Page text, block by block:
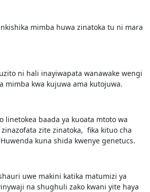
mimba huwa zinatoka tu ni mara
ni hali inayiwapata wanawake wengi
mimba kwa kujuwa ama kutojuwa.
linetokea baada ya kuoata mtoto wa
zite zinatoka, fika kituo cha
kuna shida kwenye genetucs.
uwe makini katika matumizi ya
na shughuli zako kwani yite haya